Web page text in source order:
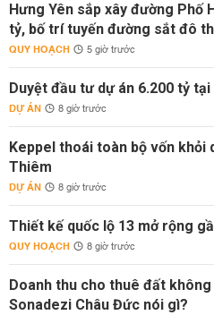
Hưng Yên sắp xây đường Phố
tỷ, bố trí tuyến đường sắt đô
QUY HOẠCH 5 giờ trước
Duyệt đầu tư dự án 6.200 tỷ
DỰ ÁN 8 giờ trước
Keppel thoái toàn bộ vốn khỏi
Thiêm
DỰ ÁN 8 giờ trước
Thiết kế quốc lộ 13 mở rộng
QUY HOẠCH 8 giờ trước
Doanh thu cho thuê đất
Sonadezi Châu Đức nói gì?